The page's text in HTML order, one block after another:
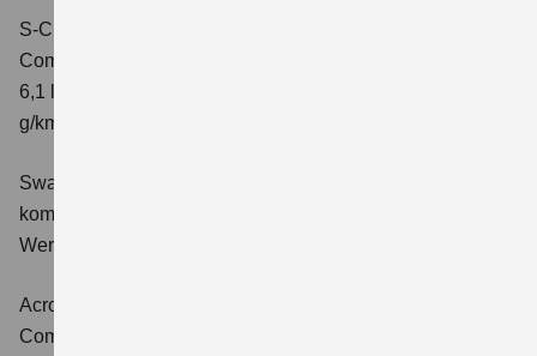
S-Cross 1.4 BOOSTERJET HYBRID ALLGRIP AT
Comfort+
6,1 l/100 km; kombinierter Wert der CO2-Emission: 141
g/km; CO2-Klasse: E
Swace 1.8 HYBRID CVT Comfort+
kombinierter Energieverbrauch 4,5 l/100km; kombinierter
Wert der CO2-Emission: 102 g/km; CO2-Klasse: C.
Across 2.5 PLUG-IN HYBRID CVT
Comfort+